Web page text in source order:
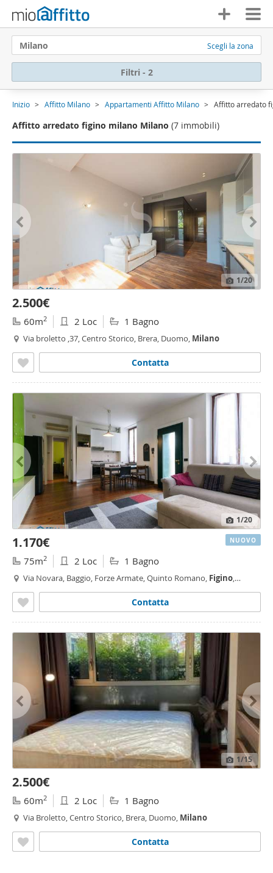
Milano Scegli la zona
Filtri - 2
Inizio Affitto Milano Appartamenti Affitto Milano Affitto arredato
Affitto arredato figino milano Milano (7 immobili)
1/20
2.500€
60m2 2 Loc 1 Bagno
Via broletto ,37, Centro Storico, Brera, Duomo, Milano
Contatta
1/20
1.170€
75m2 2 Loc 1 Bagno
Via Novara, Baggio, Forze Armate, Quinto Romano, Figino,
Contatta
NUOVO
1/15
2.500€
60m2 2 Loc 1 Bagno
Via Broletto, Centro Storico, Brera, Duomo, Milano
Contatta